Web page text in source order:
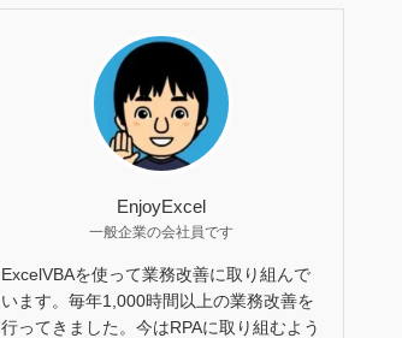
EnjoyExcel
一般企業の会社員です
ExcelVBAを使って業務改善に取り組んで
います。毎年1,000時間以上の業務改善を
行ってきました。今はRPAに取り組むよう